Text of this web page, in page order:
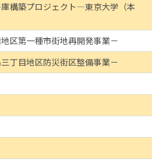
構築プロジェクト―東京大学（本
区第一種市街地再開発事業－
丁目地区防災街区整備事業－